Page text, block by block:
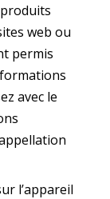
web ou
permis
avec le
l’appareil